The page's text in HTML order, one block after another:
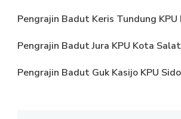
Pengrajin Badut Keris Tundung KPU
Pengrajin Badut Jura KPU Kota
Pengrajin Badut Guk Kasijo KPU